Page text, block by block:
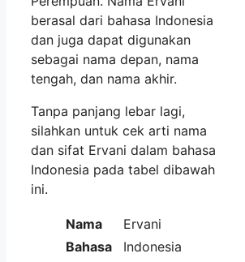
berasal dari bahasa Indonesia
dan juga dapat digunakan
sebagai nama depan, nama
tengah, dan nama akhir.
Tanpa panjang lebar lagi,
silahkan untuk cek arti nama
dan sifat Ervani dalam bahasa
Indonesia pada tabel dibawah
ini.
Nama
Ervani
Bahasa
Indonesia